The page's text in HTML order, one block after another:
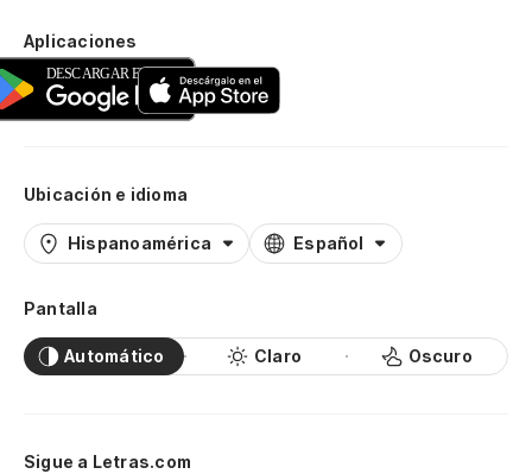
Aplicaciones
Ubicación e idioma
Hispanoamérica Español
Pantalla
Automático Claro Oscuro
Sigue a Letras.com